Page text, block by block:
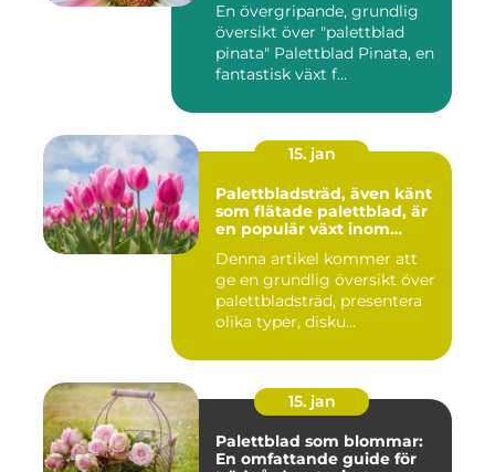
En övergripande, grundlig
översikt över "palettblad
pinata" Palettblad Pinata, en
fantastisk växt f...
15. jan
Palettbladsträd, även känt
som flätade palettblad, är
en populär växt inom
trädgårdsskötsel på grund
av sitt unika utseende och
sin mångsidighet
Denna artikel kommer att
ge en grundlig översikt över
palettbladsträd, presentera
olika typer, disku...
15. jan
Palettblad som blommar:
En omfattande guide för